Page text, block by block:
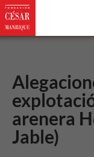
arenera
Jable)